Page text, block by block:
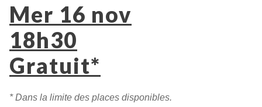
Mer 16 nov
18h30
Gratuit*
* Dans la limite des places disponibles.